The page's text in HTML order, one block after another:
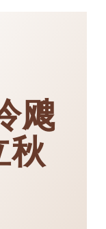
飕
秋